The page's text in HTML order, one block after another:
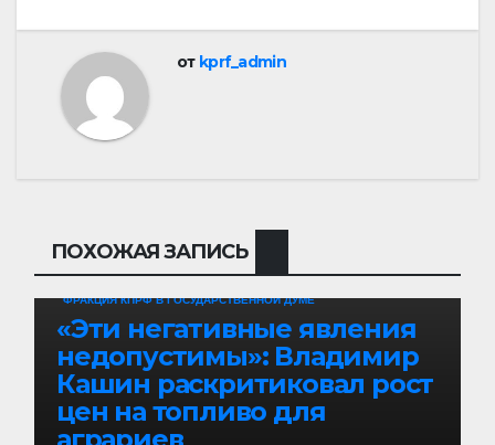
от kprf_admin
ПОХОЖАЯ ЗАПИСЬ
ФРАКЦИЯ КПРФ В ГОСУДАРСТВЕННОЙ ДУМЕ
«Эти негативные явления
недопустимы»: Владимир
Кашин раскритиковал рост
цен на топливо для